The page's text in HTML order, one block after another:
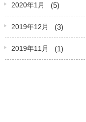
2020年1月 (5)
2019年12月 (3)
2019年11月 (1)